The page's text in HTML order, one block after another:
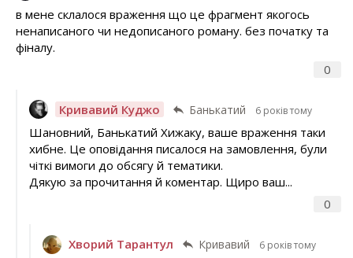
0
в мене склалося враження що це фрагмент якогось
ненаписаного чи недописаного роману. без початку та
фіналу.
Кривавий Куджо Банькатий 6 років тому
0
Шановний, Банькатий Хижаку, ваше враження таки
хибне. Це оповідання писалося на замовлення, були
чіткі вимоги до обсягу й тематики.
Дякую за прочитання й коментар. Щиро ваш...
Хворий Тарантул Кривавий 6 років тому